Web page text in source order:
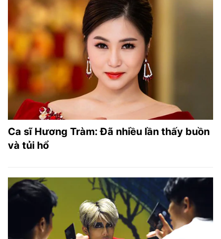
Ca sĩ Hương Tràm: Đã nhiều lần thấy buồn
và tủi hổ